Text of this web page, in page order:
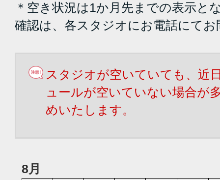
＊空き状況は1か月先までの表示と
確認は、各スタジオにお電話にて
スタジオが空いていても、近
ュールが空いていない場合が
めいたします。
8月